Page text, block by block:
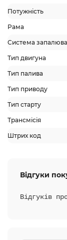
Потужність
Рама
Система
Тип двигуна
Тип палива
Тип приводу
Тип старту
Трансмісія
Штрих код
Відгуки
Відгуків